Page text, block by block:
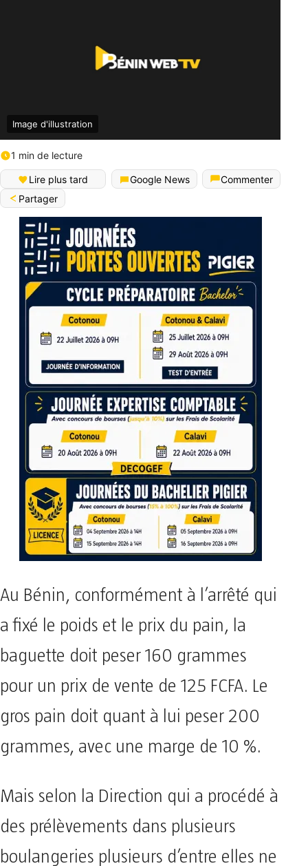
Image d'illustration
1 min de lecture
Lire plus tard Google News
Commenter
Partager
Au Bénin, conformément à l’arrêté qui
a fixé le poids et le prix du pain, la
baguette doit peser 160 grammes
pour un prix de vente de 125 FCFA. Le
gros pain doit quant à lui peser 200
grammes, avec une marge de 10 %.
Mais selon la Direction qui a procédé à
des prélèvements dans plusieurs
boulangeries plusieurs d’entre elles ne